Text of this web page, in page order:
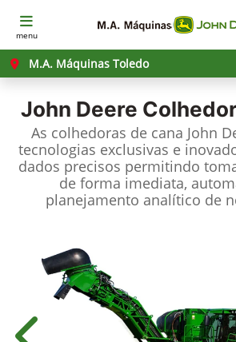
menu
M.A. Máquinas Toledo
John Deere
As colhedoras de cana John
tecnologias exclusivas e
dados precisos permitindo
de forma imediata,
planejamento analítico de